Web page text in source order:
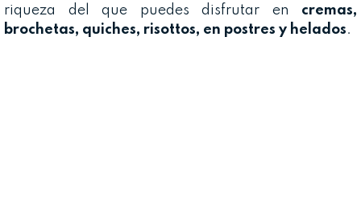
riqueza del que puedes disfrutar en cremas,
brochetas, quiches, risottos, en postres y helados.